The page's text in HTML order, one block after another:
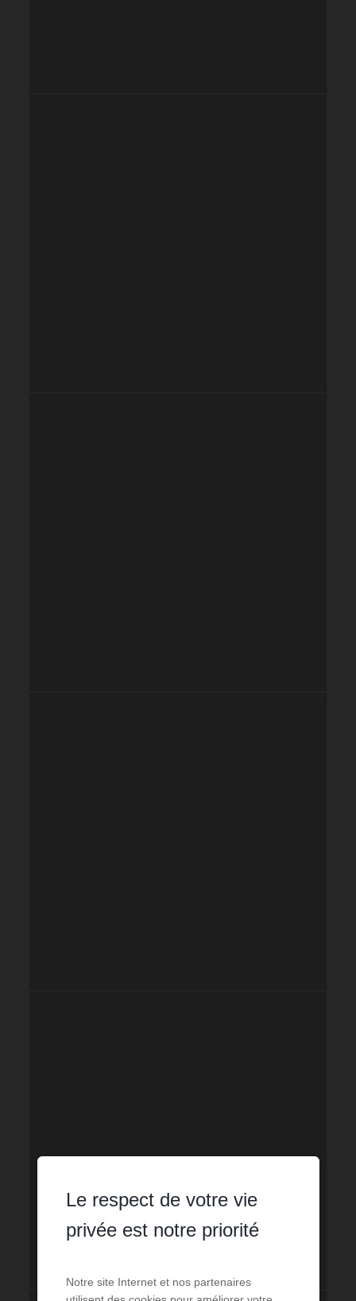
Le respect de votre vie
privée est notre priorité
Notre site Internet et nos partenaires